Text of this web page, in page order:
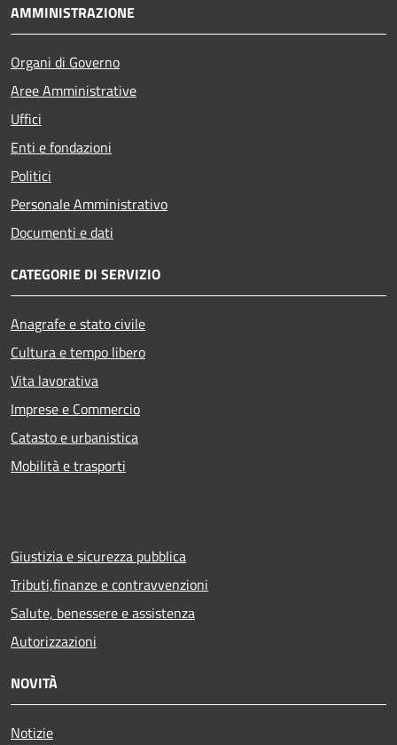
AMMINISTRAZIONE
Organi di Governo
Aree Amministrative
Uffici
Enti e fondazioni
Politici
Personale Amministrativo
Documenti e dati
CATEGORIE DI SERVIZIO
Anagrafe e stato civile
Cultura e tempo libero
Vita lavorativa
Imprese e Commercio
Catasto e urbanistica
Mobilità e trasporti
Giustizia e sicurezza pubblica
Tributi,finanze e contravvenzioni
Salute, benessere e assistenza
Autorizzazioni
NOVITÀ
Notizie